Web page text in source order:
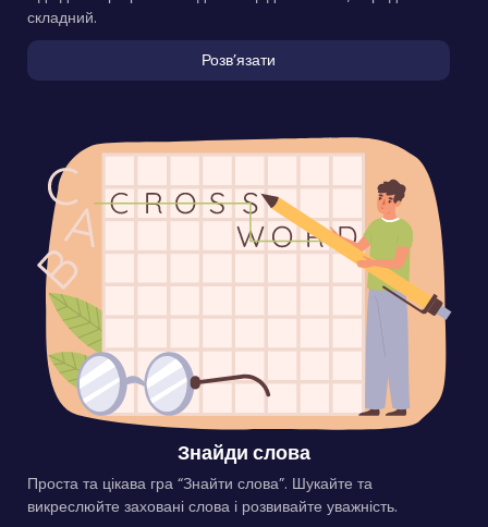
складний.
Розвʼязати
Знайди слова
Проста та цікава гра “Знайти слова”. Шукайте та
викреслюйте заховані слова і розвивайте уважність.